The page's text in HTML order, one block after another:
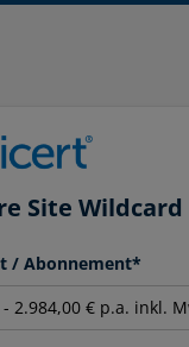
Site Wildcard
/ Abonnement*